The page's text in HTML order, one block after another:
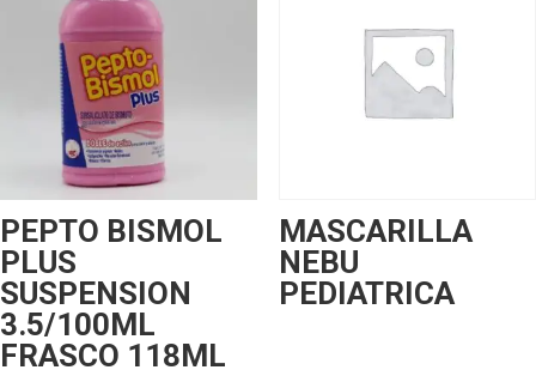
PEPTO BISMOL
PLUS
SUSPENSION
3.5/100ML
FRASCO 118ML
MASCARILLA
NEBU
PEDIATRICA